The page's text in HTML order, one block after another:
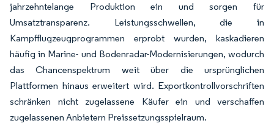
jahrzehntelange Produktion ein und sorgen für
Umsatztransparenz. Leistungsschwellen, die in
Kampfflugzeugprogrammen erprobt wurden, kaskadieren
häufig in Marine- und Bodenradar-Modernisierungen, wodurch
das Chancenspektrum weit über die ursprünglichen
Plattformen hinaus erweitert wird. Exportkontrollvorschriften
schränken nicht zugelassene Käufer ein und verschaffen
zugelassenen Anbietern Preissetzungsspielraum.